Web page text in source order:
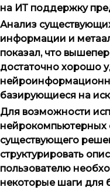
на ИТ поддержку
Анализ
информации и
показал, что
достаточно хорошо
базирующиеся на
Для возможности
нейрокомпьютерных
существующего
структурировать
пользователю
некоторые шаги для